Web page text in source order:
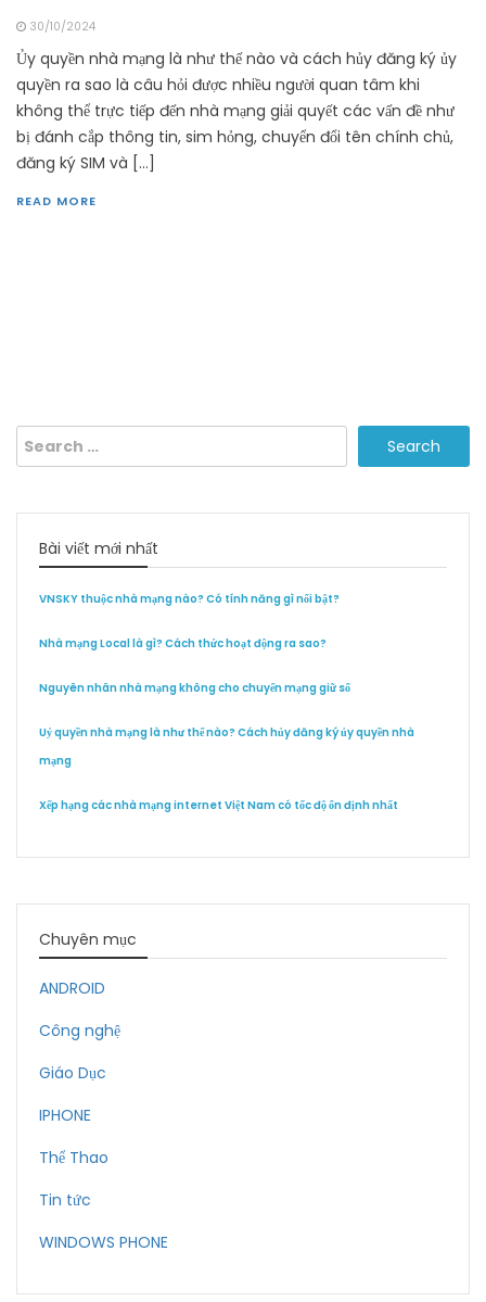
30/10/2024
Ủy quyền nhà mạng là như thế nào và cách hủy đăng ký ủy
quyền ra sao là câu hỏi được nhiều người quan tâm khi
không thể trực tiếp đến nhà mạng giải quyết các vấn đề như
bị đánh cắp thông tin, sim hỏng, chuyển đổi tên chính chủ,
đăng ký SIM và […]
READ MORE
Search
for:
Bài viết mới nhất
VNSKY thuộc nhà mạng nào? Có tính năng gì nổi bật?
Nhà mạng Local là gì? Cách thức hoạt động ra sao?
Nguyên nhân nhà mạng không cho chuyển mạng giữ số
Uỷ quyền nhà mạng là như thế nào? Cách hủy đăng ký ủy quyền nhà
mạng
Xếp hạng các nhà mạng internet Việt Nam có tốc độ ổn định nhất
Chuyên mục
ANDROID
Công nghệ
Giáo Dục
IPHONE
Thể Thao
Tin tức
WINDOWS PHONE